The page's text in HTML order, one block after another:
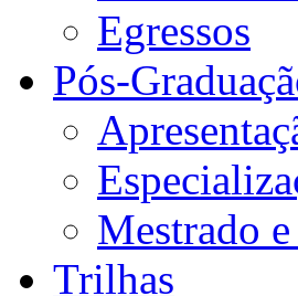
Egressos
Pós-
Mestrado
Trilhas